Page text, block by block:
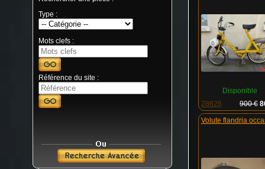
Type :
Mots clefs :
Référence du site :
Disponible
28626
900 €
volute flandria